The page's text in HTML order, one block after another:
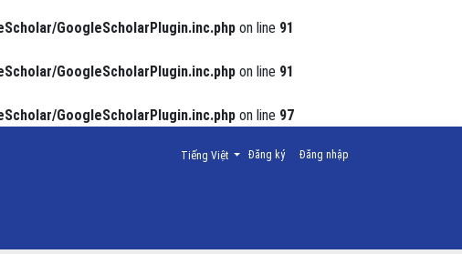
GoogleScholarPlugin.inc.php on line 91
GoogleScholarPlugin.inc.php on line 91
GoogleScholarPlugin.inc.php on line 97
Hòa - thành phố Nam Định năm 2019
Đăng ký Đăng nhập
Thay đổi ngôn ngữ. Ngôn ngữ hiện tại là:
Tiếng Việt